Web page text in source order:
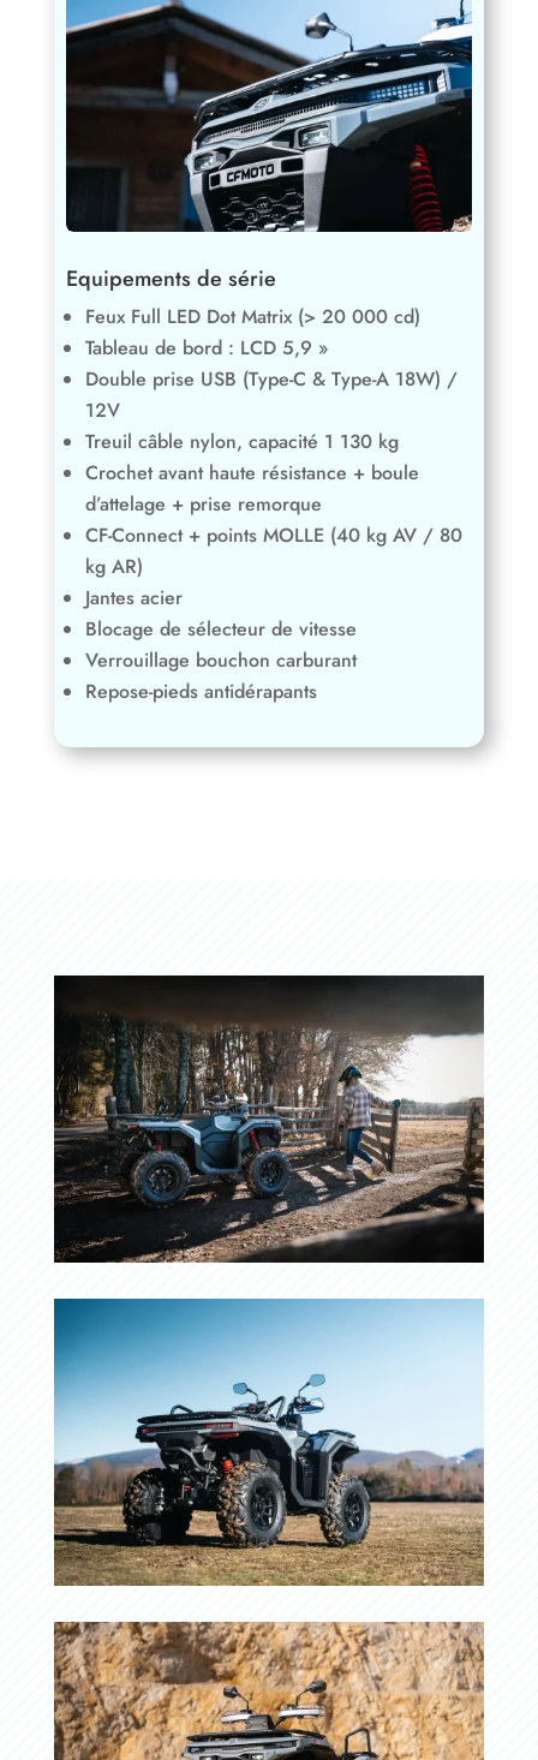
Equipements de série
Feux Full LED Dot Matrix (> 20 000 cd)
Tableau de bord : LCD 5,9 »
Double prise USB (Type-C & Type-A 18W) /
12V
Treuil câble nylon, capacité 1 130 kg
Crochet avant haute résistance + boule
d’attelage + prise remorque
CF-Connect + points MOLLE (40 kg AV / 80
kg AR)
Jantes acier
Blocage de sélecteur de vitesse
Verrouillage bouchon carburant
Repose-pieds antidérapants